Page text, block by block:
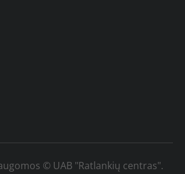
© UAB "Ratlankių centras".